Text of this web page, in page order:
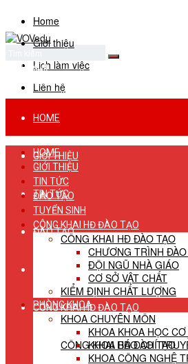
Home
Giới thiệu
Lịch làm việc
Liên hệ
No Result
View All Result
HOME
GIỚI THIỆU
TIN TỨC
ĐÀO TẠO
TUYỂN SINH
CÔNG KHAI HĐ ĐÀO TẠO
CÔNG KHAI HĐ ĐÀO TẠO
HOME
GIỚI THIỆU
TIN TỨC
ĐÀO TẠO
TUYỂN SINH
CÔNG KHAI HĐ ĐÀO TẠO
CÔNG KHAI HĐ ĐÀO TẠO
CHƯƠNG TRÌNH
ĐỘI NGŨ NHÀ GIÁO
CƠ SỞ VẬT CHẤT
KIỂM ĐỊNH CHẤT LƯỢNG
PHÒNG KHOA
KHOA CHUYÊN MÔN
KHOA KHOA HỌC CƠ
KHOA BÁO CHÍ
KHOA CÔNG NGHỆ